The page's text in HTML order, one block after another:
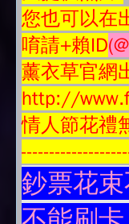
您也可以在
唷請+賴ID
薰衣草官網
http://
情人節花禮
鈔票花